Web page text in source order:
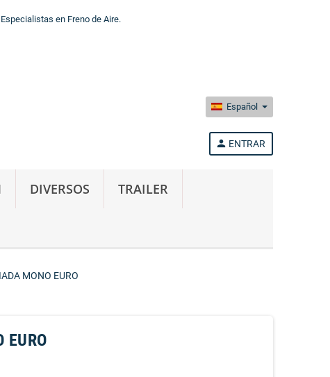
en Freno de Aire.
Español
person ENTRAR
DIVERSOS TRAILER
MONO EURO
EURO